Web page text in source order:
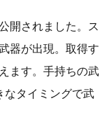
開されました。ス
器が出現。取得す
ます。手持ちの武
なタイミングで武